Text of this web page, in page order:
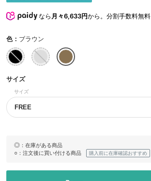
なら 月々6,633円から。分割手数料無料
色： ブラウン
サイズ
サイズ
FREE
◎ ：在庫がある商品
○ ：注文後に買い付ける商品 購入前に在庫確認おすすめ